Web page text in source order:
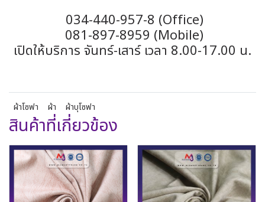
034-440-957-8 (Office)
081-897-8959 (Mobile)
เปิดให้บริการ จันทร์-เสาร์ เวลา 8.00-17.00 น.
ผ้าโซฟา ผ้า ผ้าบุโซฟา
สินค้าที่เกี่ยวข้อง